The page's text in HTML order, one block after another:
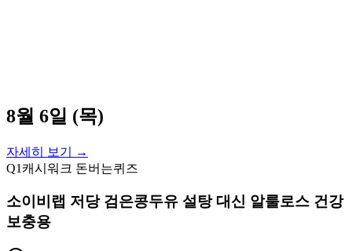
8월 6일 (목)
자세히 보기 →
Q1 캐시워크 돈버는퀴즈
소이비랩 저당 검은콩두유 설탕 대신 알룰로스 건강
보충용